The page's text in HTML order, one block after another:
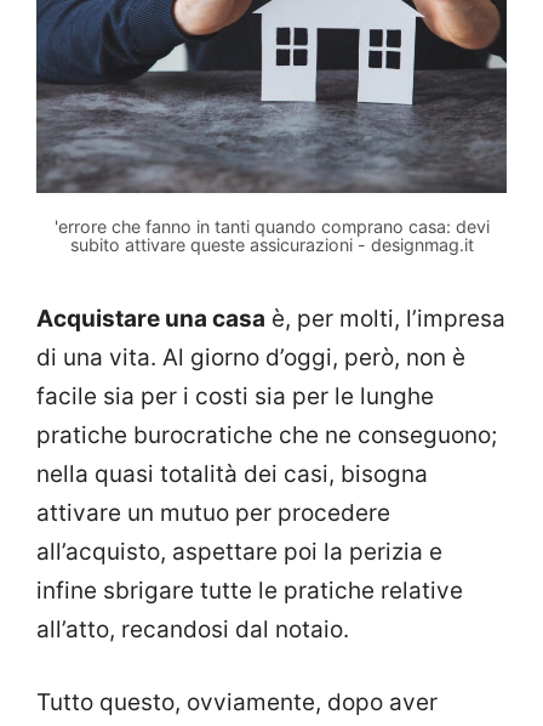
'errore che fanno in tanti quando comprano casa: devi
subito attivare queste assicurazioni - designmag.it
Acquistare una casa è, per molti, l’impresa
di una vita. Al giorno d’oggi, però, non è
facile sia per i costi sia per le lunghe
pratiche burocratiche che ne conseguono;
nella quasi totalità dei casi, bisogna
attivare un mutuo per procedere
all’acquisto, aspettare poi la perizia e
infine sbrigare tutte le pratiche relative
all’atto, recandosi dal notaio.
Tutto questo, ovviamente, dopo aver